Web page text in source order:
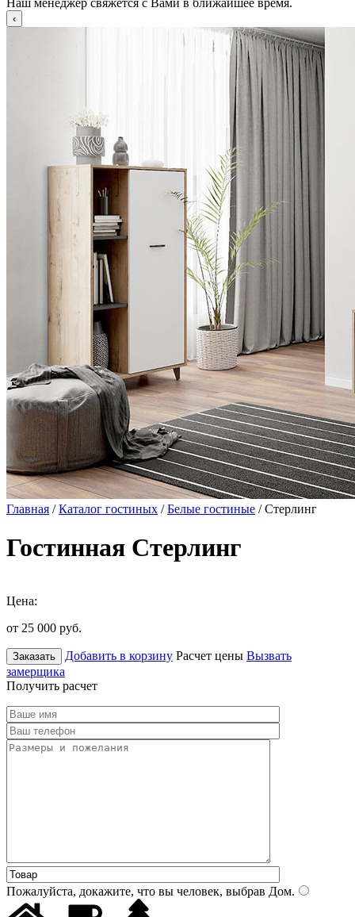
Наш менеджер свяжется с Вами в ближайшее время.
Главная /Каталог гостиных /Белые гостиные / Стерлинг
Гостинная Стерлинг
Цена:
от 25 000 руб.
Заказать Добавить в корзину Расчет цены Вызвать
замерщика
Получить расчет
Пожалуйста, докажите, что вы человек, выбрав Дом.